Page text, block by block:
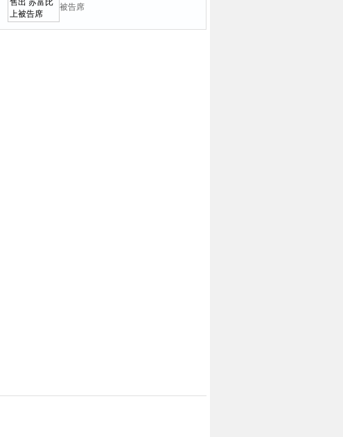
被告席